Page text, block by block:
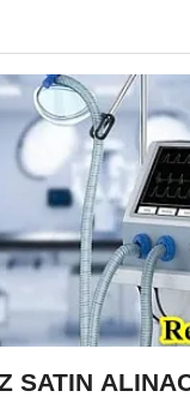
SATIN